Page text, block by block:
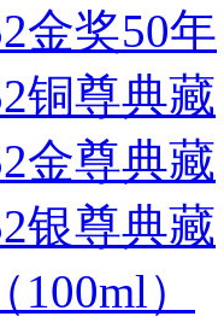
金奖50年
铜尊典藏
金尊典藏
银尊典藏
）